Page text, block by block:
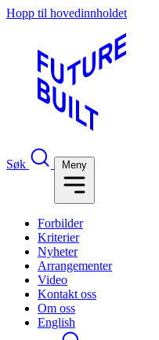
Hopp til hovedinnholdet
Søk Meny
Forbilder
Kriterier
Nyheter
Arrangementer
Video
Kontakt oss
Om oss
English